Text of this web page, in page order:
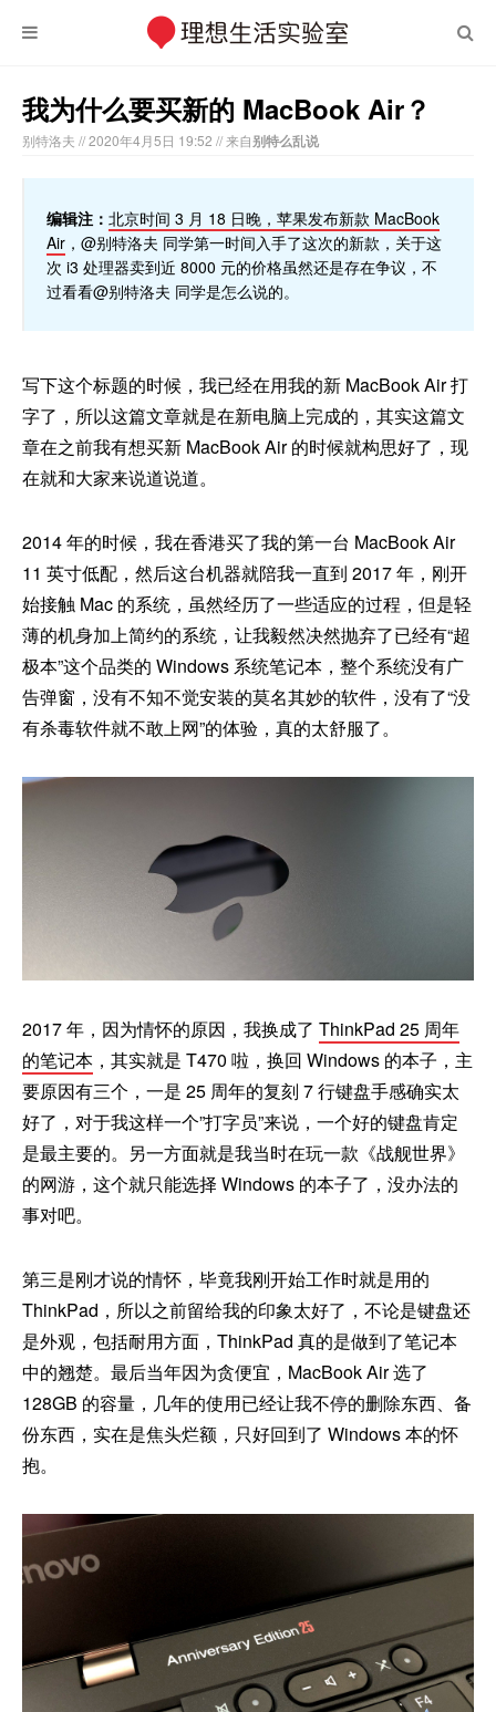
我为什么要买新的 MacBook Air？
别特洛夫 // 2020年4月5日 19:52 // 来自别特么乱说
编辑注： 北京时间 3 月 18 日晚，苹果发布新款 MacBook
Air ，@别特洛夫 同学第一时间入手了这次的新款，关于这
次 i3 处理器卖到近 8000 元的价格虽然还是存在争议，不
过看看@别特洛夫 同学是怎么说的。
写下这个标题的时候，我已经在用我的新 MacBook Air 打
字了，所以这篇文章就是在新电脑上完成的，其实这篇文
章在之前我有想买新 MacBook Air 的时候就构思好了，现
在就和大家来说道说道。
2014 年的时候，我在香港买了我的第一台 MacBook Air
11 英寸低配，然后这台机器就陪我一直到 2017 年，刚开
始接触 Mac 的系统，虽然经历了一些适应的过程，但是轻
薄的机身加上简约的系统，让我毅然决然抛弃了已经有“超
极本”这个品类的 Windows 系统笔记本，整个系统没有广
告弹窗，没有不知不觉安装的莫名其妙的软件，没有了“没
有杀毒软件就不敢上网”的体验，真的太舒服了。
2017 年，因为情怀的原因，我换成了 ThinkPad 25 周年
的笔记本 ，其实就是 T470 啦，换回 Windows 的本子，主
要原因有三个，一是 25 周年的复刻 7 行键盘手感确实太
好了，对于我这样一个”打字员”来说，一个好的键盘肯定
是最主要的。另一方面就是我当时在玩一款《战舰世界》
的网游，这个就只能选择 Windows 的本子了，没办法的
事对吧。
第三是刚才说的情怀，毕竟我刚开始工作时就是用的
ThinkPad，所以之前留给我的印象太好了，不论是键盘还
是外观，包括耐用方面，ThinkPad 真的是做到了笔记本
中的翘楚。最后当年因为贪便宜，MacBook Air 选了
128GB 的容量，几年的使用已经让我不停的删除东西、备
份东西，实在是焦头烂额，只好回到了 Windows 本的怀
抱。